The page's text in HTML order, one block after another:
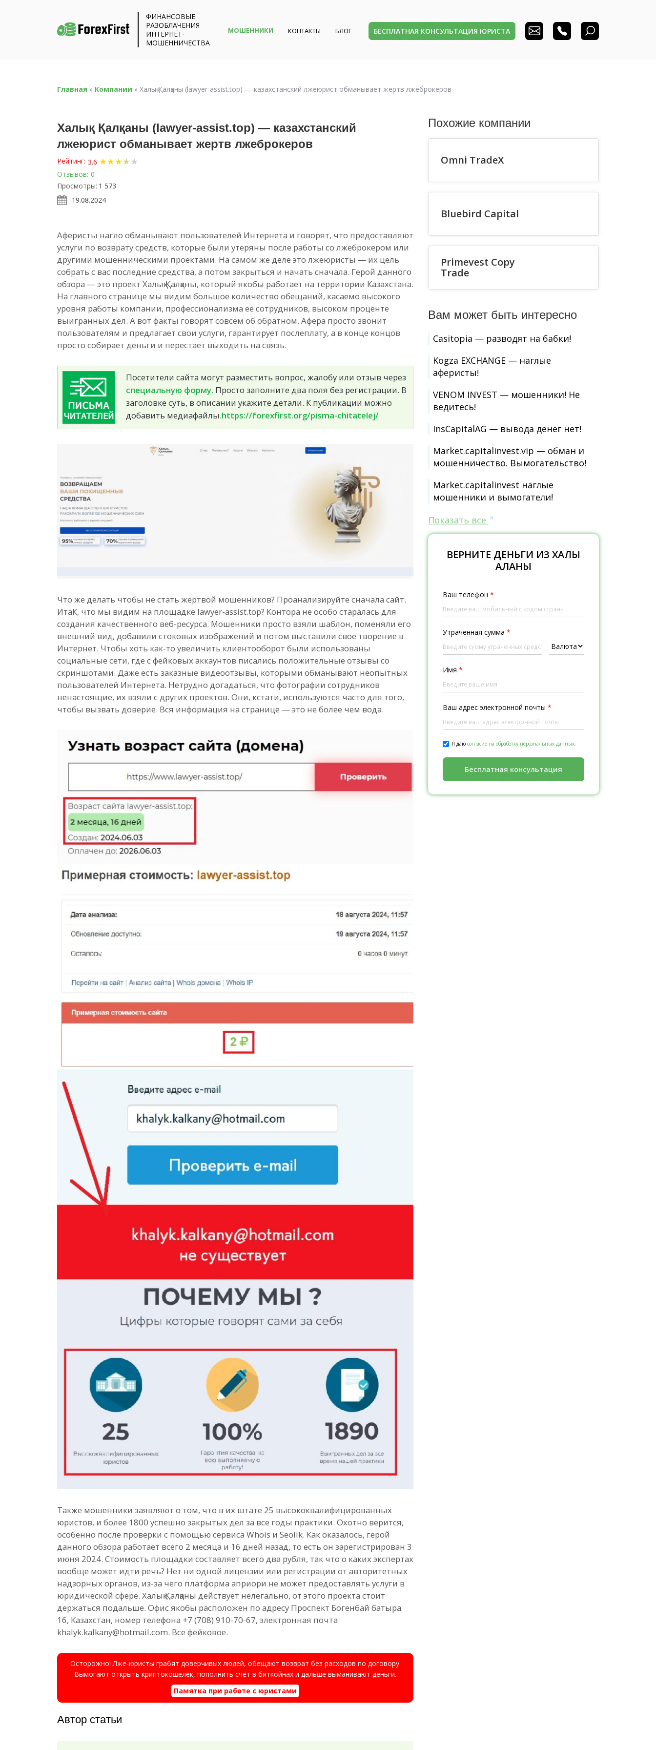
ФИНАНСОВЫЕ
РАЗОБЛАЧЕНИЯ
ИНТЕРНЕТ-
МОШЕННИЧЕСТВА
МОШЕННИКИ КОНТАКТЫ БЛОГ БЕСПЛАТНАЯ КОНСУЛЬТАЦИЯ ЮРИСТА
Главная » Компании » Халық Қалқаны (lawyer-assist.top) — казахстанский лжеюрист обманывает жертв лжеброкеров
Халық Қалқаны (lawyer-assist.top) — казахстанский
лжеюрист обманывает жертв лжеброкеров
Рейтинг: 3.6 ★★★★
★★
Отзывов: 0
Просмотры: 1 573
19.08.2024
Аферисты нагло обманывают пользователей Интернета и говорят, что предоставляют
услуги по возврату средств, которые были утеряны после работы со лжеброкером или
другими мошенническими проектами. На самом же деле это лжеюристы — их цель
собрать с вас последние средства, а потом закрыться и начать сначала. Герой данного
обзора — это проект Халық Қалқаны, который якобы работает на территории Казахстана.
На главного странице мы видим большое количество обещаний, касаемо высокого
уровня работы компании, профессионализма ее сотрудников, высоком проценте
выигранных дел. А вот факты говорят совсем об обратном. Афера просто звонит
пользователям и предлагает свои услуги, гарантирует послеплату, а в конце концов
просто собирает деньги и перестает выходить на связь.
Посетители сайта могут разместить вопрос, жалобу или отзыв через
специальную форму. Просто заполните два поля без регистрации. В
заголовке суть, в описании укажите детали. К публикации можно
добавить медиафайлы.https://forexfirst.org/pisma-chitatelej/
Что же делать чтобы не стать жертвой мошенников? Проанализируйте сначала сайт.
ИтаК, что мы видим на площадке lawyer-assist.top? Контора не особо старалась для
создания качественного веб-ресурса. Мошенники просто взяли шаблон, поменяли его
внешний вид, добавили стоковых изображений и потом выставили свое творение в
Интернет. Чтобы хоть как-то увеличить клиентооборот были использованы
социальные сети, где с фейковых аккаунтов писались положительные отзывы со
скриншотами. Даже есть заказные видеоотзывы, которыми обманывают неопытных
пользователей Интернета. Нетрудно догадаться, что фотографии сотрудников
ненастоящие, их взяли с других проектов. Они, кстати, используются часто для того,
чтобы вызвать доверие. Вся информация на странице — это не более чем вода.
Также мошенники заявляют о том, что в их штате 25 высококвалифицированных
юристов, и более 1800 успешно закрытых дел за все годы практики. Охотно верится,
особенно после проверки с помощью сервиса Whois и Seolik. Как оказалось, герой
данного обзора работает всего 2 месяца и 16 дней назад, то есть он зарегистрирован 3
июня 2024. Стоимость площадки составляет всего два рубля, так что о каких экспертах
вообще может идти речь? Нет ни одной лицензии или регистрации от авторитетных
надзорных органов, из-за чего платформа априори не может предоставлять услуги в
юридической сфере. Халық Қалқаны действует нелегально, от этого проекта стоит
держаться подальше. Офис якобы расположен по адресу Проспект Богенбай батыра
16, Казахстан, номер телефона +7 (708) 910-70-67, электронная почта
khalyk.kalkany@hotmail.com. Все фейковое.
Осторожно! Лже-юристы грабят доверчивых людей, обещают возврат без расходов по договору.
Вымогают открыть криптокошелёк, пополнить счёт в биткойнах и дальше выманивают деньги.
Памятка при работе с юристами
Автор статьи
Похожие компании
Omni TradeX
Bluebird Capital
Primevest Copy
Trade
Вам может быть интересно
Casitopia — разводят на бабки!
Kogza EXCHANGE — наглые
аферисты!
VENOM INVEST — мошенники! Не
ведитесь!
InsCapitalAG — вывода денег нет!
Market.capitalinvest.vip — обман и
мошенничество. Вымогательство!
Market.capitalinvest наглые
мошенники и вымогатели!
Показать все
ВЕРНИТЕ ДЕНЬГИ ИЗ ХАЛЫҚ
ҚАЛҚАНЫ
Ваш телефон *
Утраченная сумма *
Имя *
Ваш адрес электронной почты *
Я даю согласие на обработку персональных данных.
Бесплатная консультация